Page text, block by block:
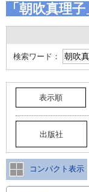
「朝吹真理子
検索ワード：
表示順
出版社
コンパクト表示